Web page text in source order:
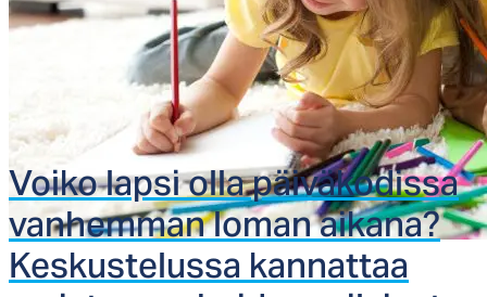
Voi­ko lap­si ol­la päi­vä­ko­dis­sa
van­hem­man lo­man ai­ka­na?
Kes­kus­te­lus­sa kan­nat­taa